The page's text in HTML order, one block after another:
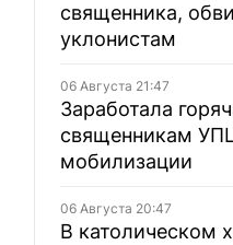
священника,
уклонистам
06 Августа 21:47
Заработала
священникам
мобилизации
06 Августа 20:47
В католическом